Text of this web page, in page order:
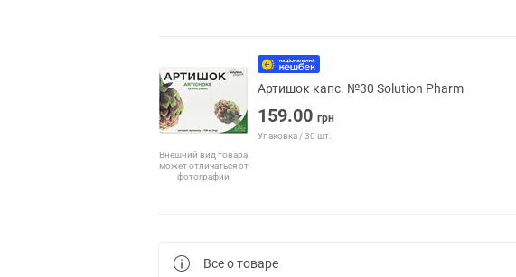
Внешний вид товара
может отличаться от
фотографии
Артишок капс. №30 Solution Pharm
159.00 грн
Упаковка / 30 шт.
Все о товаре